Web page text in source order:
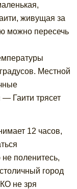
живущая за
можно пересечь
Местной
— Гаити трясет
12 часов,
поленитесь,
город
не зря